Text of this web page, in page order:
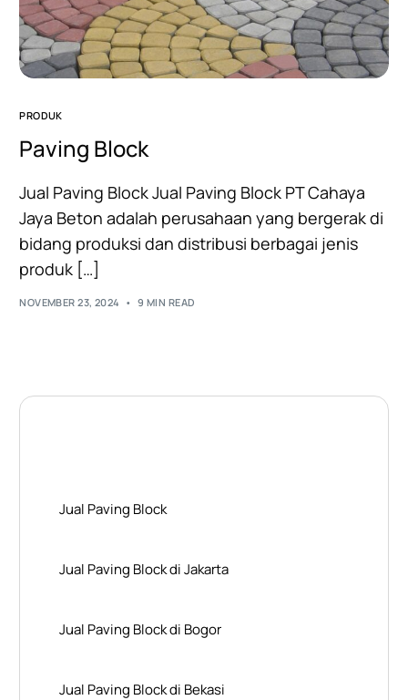
PRODUK
Paving Block
Jual Paving Block Jual Paving Block PT Cahaya
Jaya Beton adalah perusahaan yang bergerak di
bidang produksi dan distribusi berbagai jenis
produk […]
NOVEMBER 23, 2024 9 MIN READ
Jual Paving Block
Jual Paving Block di Jakarta
Jual Paving Block di Bogor
Jual Paving Block di Bekasi